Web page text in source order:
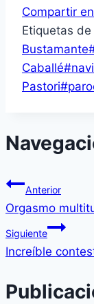
Compartir
Etiquetas
Bustamante
Caballé#
Pastori#
Anterior
Orgasmo
Siguiente
Increíble